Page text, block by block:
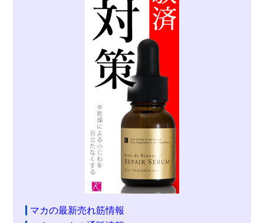
マカの最新売れ筋情報